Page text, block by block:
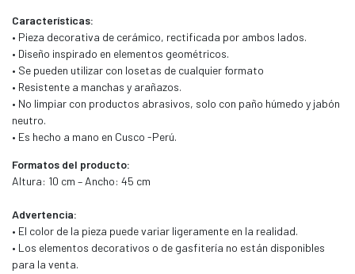
Características:
• Pieza decorativa de cerámico, rectificada por ambos lados.
• Diseño inspirado en elementos geométricos.
• Se pueden utilizar con losetas de cualquier formato
• Resistente a manchas y arañazos.
• No limpiar con productos abrasivos, solo con paño húmedo y jabón
neutro.
• Es hecho a mano en Cusco -Perú.
Formatos del producto:
Altura: 10 cm – Ancho: 45 cm
Advertencia:
• El color de la pieza puede variar ligeramente en la realidad.
• Los elementos decorativos o de gasfitería no están disponibles
para la venta.